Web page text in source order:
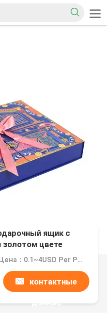
ящик с
золотом цвете
Цена：0.1~4USD Per Pcs
контактные
данные